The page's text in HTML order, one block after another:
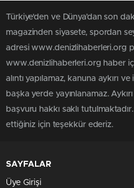
Türkiye'den ve Dünya’dan son
magazinden siyasete, spordan
adresi www.denizlihaberleri.org
www.denizlihaberleri.org haber
alıntı yapılamaz, kanuna aykırı
başka yerde yayınlanamaz.
başvuru hakkı saklı
ettiğiniz için teşekkür ederiz.
SAYFALAR
Üye Girişi